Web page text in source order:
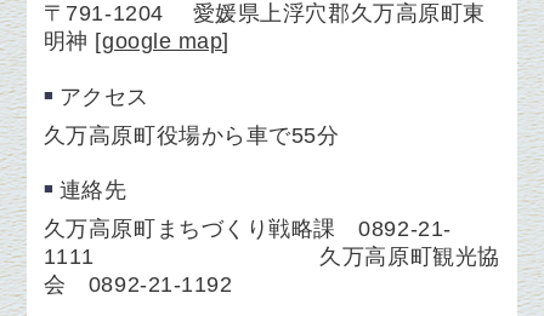
〒791-1204 愛媛県上浮穴郡久万高原町東
明神 [google map]
アクセス
久万高原町役場から車で55分
連絡先
久万高原町まちづくり戦略課 0892-21-
1111 久万高原町観光協
会 0892-21-1192